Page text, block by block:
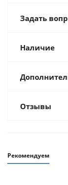
Задать
Наличие
Отзывы
Рекомендуем